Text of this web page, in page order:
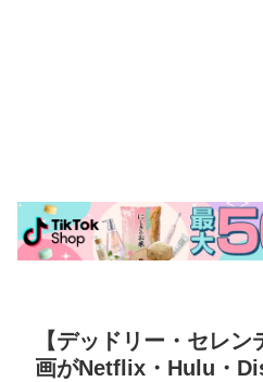
【デッドリー・セレ
画がNetflix・Hulu・